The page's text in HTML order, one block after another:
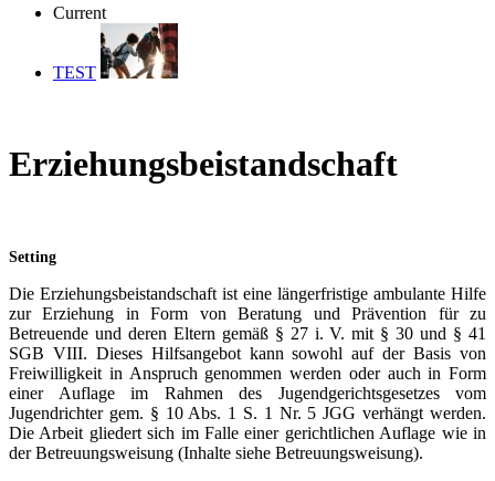
Current
TEST
Erziehungsbeistandschaft
Setting
Die Erziehungsbeistandschaft ist eine längerfristige ambulante Hilfe
zur Erziehung in Form von Beratung und Prävention für zu
Betreuende und deren Eltern gemäß § 27 i. V. mit § 30 und § 41
SGB VIII. Dieses Hilfsangebot kann sowohl auf der Basis von
Freiwilligkeit in Anspruch genommen werden oder auch in Form
einer Auflage im Rahmen des Jugendgerichtsgesetzes vom
Jugendrichter gem. § 10 Abs. 1 S. 1 Nr. 5 JGG verhängt werden.
Die Arbeit gliedert sich im Falle einer gerichtlichen Auflage wie in
der Betreuungsweisung (Inhalte siehe Betreuungsweisung).